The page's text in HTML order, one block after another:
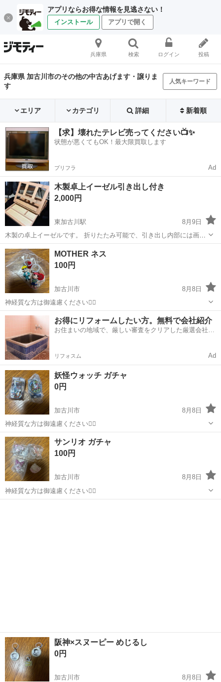
アプリならお得な情報を見逃さない！
インストール アプリで開く
兵庫県 検索 ログイン 投稿
兵庫県 加古川市のその他の中古あげます・譲りま
す
人気キーワード
エリア カテゴリ 詳細 新着順
【求】壊れたテレビ売ってください📺✨
状態が悪くてもOK！最大限買取します
プリフラ Ad
木製卓上イーゼル引き出し付き
2,000円
東加古川駅
8月9日
木製の卓上イーゼルです。 折りたたみ可能で、引き出し内部には画材
を整理できる仕切りが備わっています。 今年の４月に買ったばかりで
すが、 使っていた物なので所々に絵具汚れは多少ついてます。 あと、
これは購入当時からなんで...
兵庫 加古川市 東加古川駅
MOTHER ネス
100円
加古川市
8月8日
神経質な方は御遠慮ください🙇‍♂️
兵庫 加古川市 その他
お得にリフォームしたい方。無料で会社紹介
お住まいの地域で、厳しい審査をクリアした厳選会社を
リフォスム Ad
妖怪ウォッチ ガチャ
0円
加古川市
8月8日
神経質な方は御遠慮ください🙇‍♂️
兵庫 加古川市 その他
サンリオ ガチャ
100円
加古川市
8月8日
神経質な方は御遠慮ください🙇‍♂️
阪神×スヌーピー めじるし
0円
加古川市
8月8日